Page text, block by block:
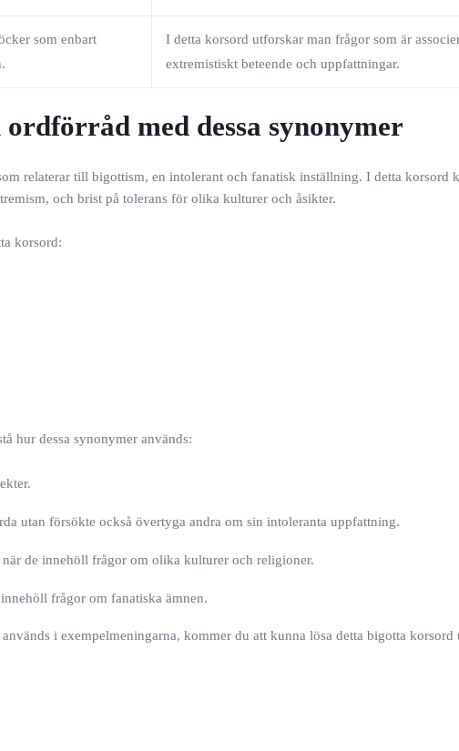
som enbart
I detta korsord utforskar man frågor som är
extremistiskt beteende och uppfattningar.
med dessa synonymer
relaterar till bigottism, en intolerant och fanatisk inställning. I detta korsord
och brist på tolerans för olika kulturer och åsikter.
korsord:
hur dessa synonymer används:
utan försökte också övertyga andra om sin intoleranta uppfattning.
de innehöll frågor om olika kulturer och religioner.
frågor om fanatiska ämnen.
i exempelmeningarna, kommer du att kunna lösa detta bigotta korsord